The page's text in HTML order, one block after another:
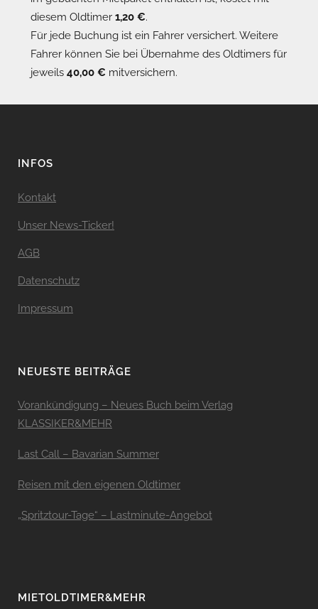
diesem Oldtimer 1,20 €.
Für jede Buchung ist ein Fahrer versichert. Weitere
Fahrer können Sie bei Übernahme des Oldtimers für
jeweils 40,00 € mitversichern.
INFOS
Kontakt
Unser News-Ticker!
AGB
Datenschutz
Impressum
NEUESTE BEITRÄGE
Vorankündigung – Neues Buch beim Verlag
KLASSIKER&MEHR
Last Call – Bavarian Summer
Reisen mit den eigenen Oldtimer
„Spritztour-Tage“ – Lastminute-Angebot
MIETOLDTIMER&MEHR